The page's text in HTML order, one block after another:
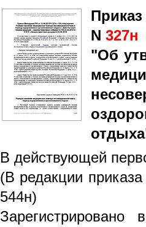
N 327н
"Об
В действующей
(В редакции
544н)